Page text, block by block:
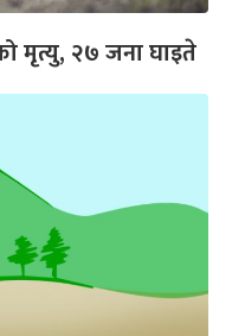
मृत्यु, २७ जना घाइते